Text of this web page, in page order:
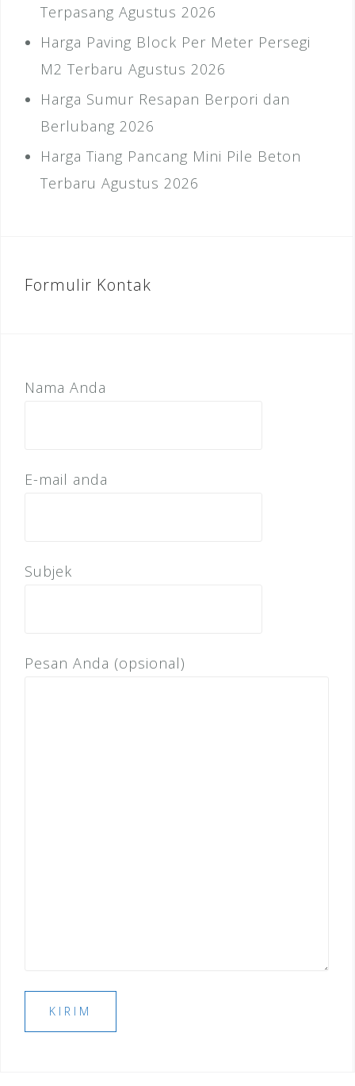
Terpasang Agustus 2026
Harga Paving Block Per Meter Persegi
M2 Terbaru Agustus 2026
Harga Sumur Resapan Berpori dan
Berlubang 2026
Harga Tiang Pancang Mini Pile Beton
Terbaru Agustus 2026
Formulir Kontak
Nama Anda
E-mail anda
Subjek
Pesan Anda (opsional)